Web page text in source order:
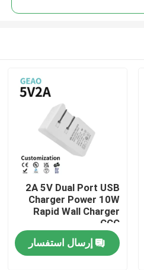
2A 5V Dual Port USB
Charger Power 10W
Rapid Wall Charger
CCC
إرسال استفسار